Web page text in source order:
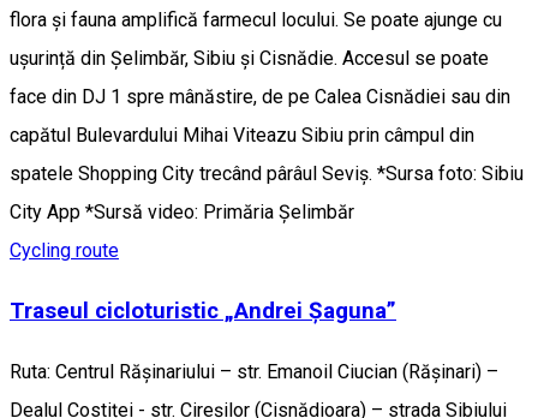
flora și fauna amplifică farmecul locului. Se poate ajunge cu
ușurință din Șelimbăr, Sibiu și Cisnădie. Accesul se poate
face din DJ 1 spre mânăstire, de pe Calea Cisnădiei sau din
capătul Bulevardului Mihai Viteazu Sibiu prin câmpul din
spatele Shopping City trecând pârâul Seviș. *Sursa foto: Sibiu
City App *Sursă video: Primăria Șelimbăr
Cycling route
Traseul cicloturistic „Andrei Șaguna”
Ruta: Centrul Rășinariului – str. Emanoil Ciucian (Rășinari) –
Dealul Costiței - str. Cireșilor (Cisnădioara) – strada Sibiului